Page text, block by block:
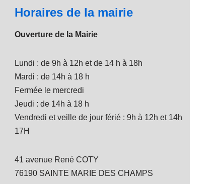
Horaires de la mairie
Ouverture de la Mairie
Lundi : de 9h à 12h et de 14 h à 18h
Mardi : de 14h à 18 h
Fermée le mercredi
Jeudi : de 14h à 18 h
Vendredi et veille de jour férié : 9h à 12h et 14h
17H
41 avenue René COTY
76190 SAINTE MARIE DES CHAMPS